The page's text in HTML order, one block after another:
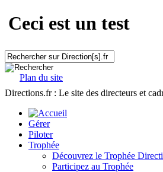
Ceci est un test
Plan du site
Directions.fr : Le site des directeurs et
Gérer
Piloter
Trophée
Découvrez le Trophée
Participez au Trophée